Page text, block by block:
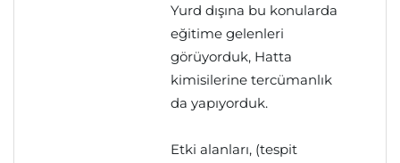
Yurd dışına bu konularda
eğitime gelenleri
görüyorduk, Hatta
kimisilerine tercümanlık
da yapıyorduk.
Etki alanları, (tespit